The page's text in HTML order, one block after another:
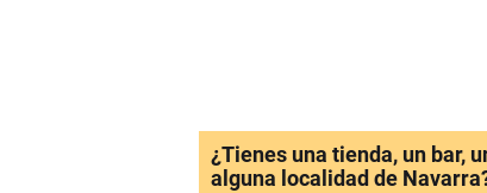
¿Tienes una tienda, un bar,
alguna localidad de